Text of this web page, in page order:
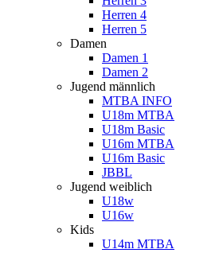
Herren 4
Herren 5
Damen
Damen 1
Damen 2
Jugend männlich
MTBA INFO
U18m MTBA
U18m Basic
U16m MTBA
U16m Basic
JBBL
Jugend weiblich
U18w
U16w
Kids
U14m MTBA